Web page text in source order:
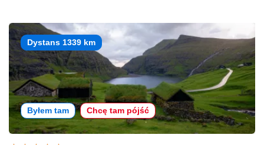
Dystans 1339 km
Byłem tam Chcę tam pójść